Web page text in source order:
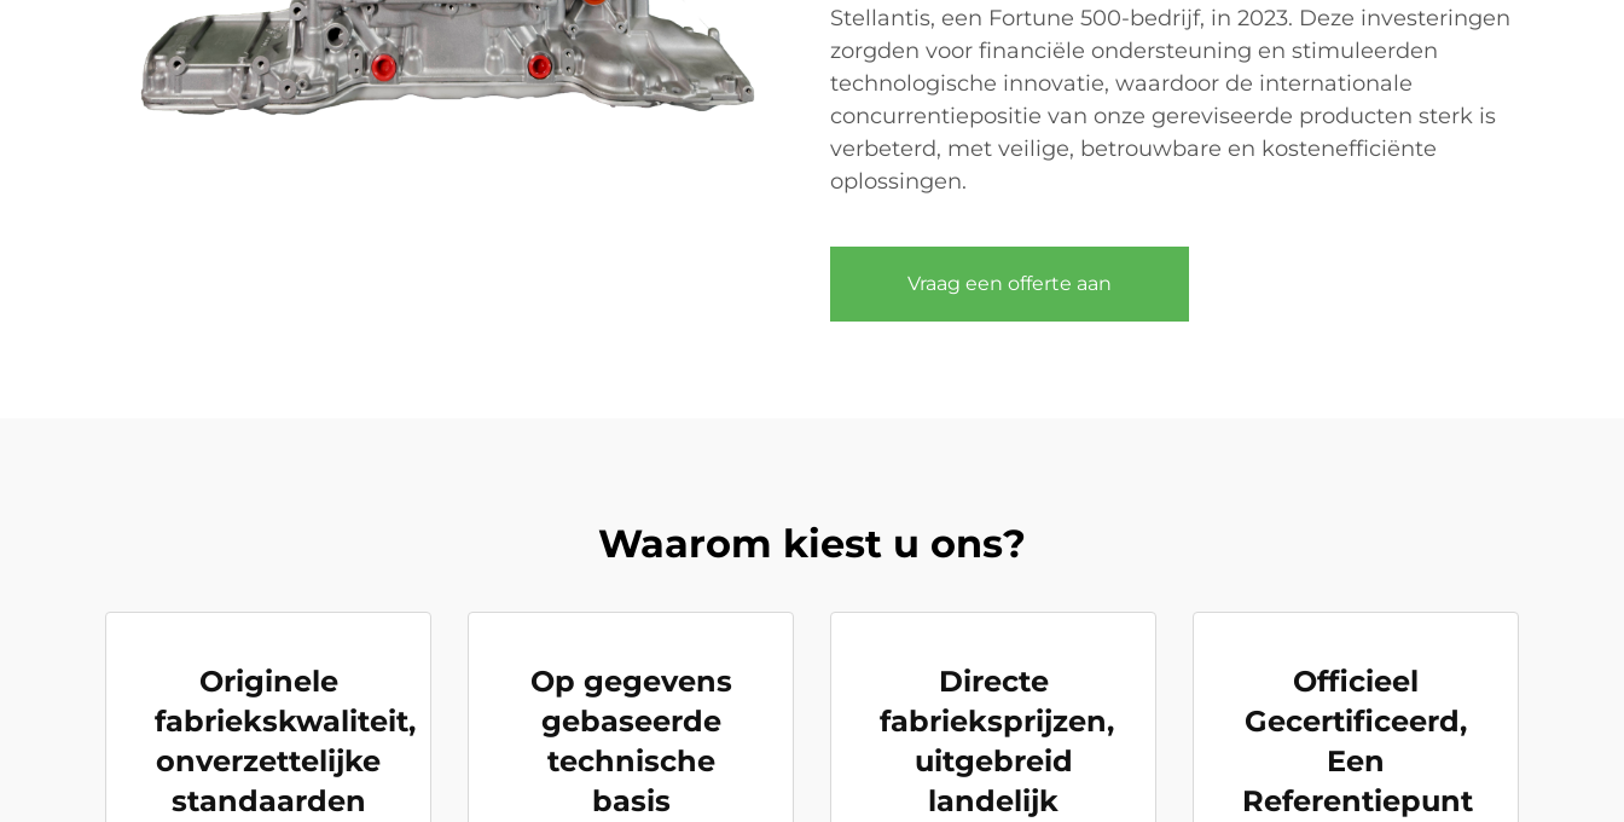
Stellantis, een Fortune 500-bedrijf, in 2023. Deze investeringen
zorgden voor financiële ondersteuning en stimuleerden
technologische innovatie, waardoor de internationale
concurrentiepositie van onze gereviseerde producten sterk is
verbeterd, met veilige, betrouwbare en kostenefficiënte
oplossingen.
Vraag een offerte aan
Waarom kiest u ons?
Originele
fabriekskwaliteit,
onverzettelijke
standaarden
Op gegevens
gebaseerde
technische
basis
Directe
fabrieksprijzen,
uitgebreid
landelijk
Officieel
Gecertificeerd,
Een
Referentiepunt